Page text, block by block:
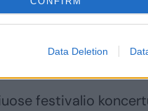
Data Deletion
į trio ir dovanos
visi trys
dainingomis
festivalio